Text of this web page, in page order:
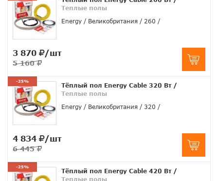
Теплые полы
Energy
Великобритания 260
3 870 /шт
5 160
-25%
Тёплый пол Energy Cable 320 Вт/
Теплые полы
Energy
Великобритания 320
4 834 /шт
6 445
-25%
Тёплый пол Energy Cable 420 Вт/
Теплые полы